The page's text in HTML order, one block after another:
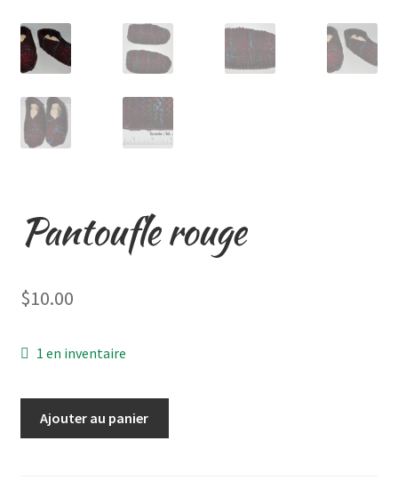
Pantoufle rouge
$10.00
1 en inventaire
Ajouter au panier